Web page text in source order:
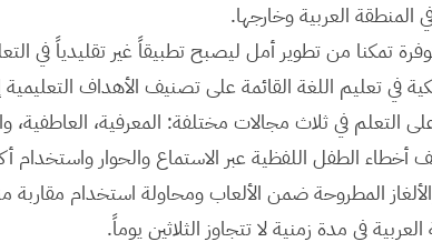
المنطقة العربية وخارجها.
تمكنا من تطوير أمل ليصبح تطبيقاً غير تقليدياً في
في تعليم اللغة القائمة على تصنيف الأهداف
في ثلاث مجالات مختلفة: المعرفية، العاطفية،
المطروحة ضمن الألعاب ومحاولة استخدام مقاربة
في مدة زمنية لا تتجاوز الثلاثين يوماً.